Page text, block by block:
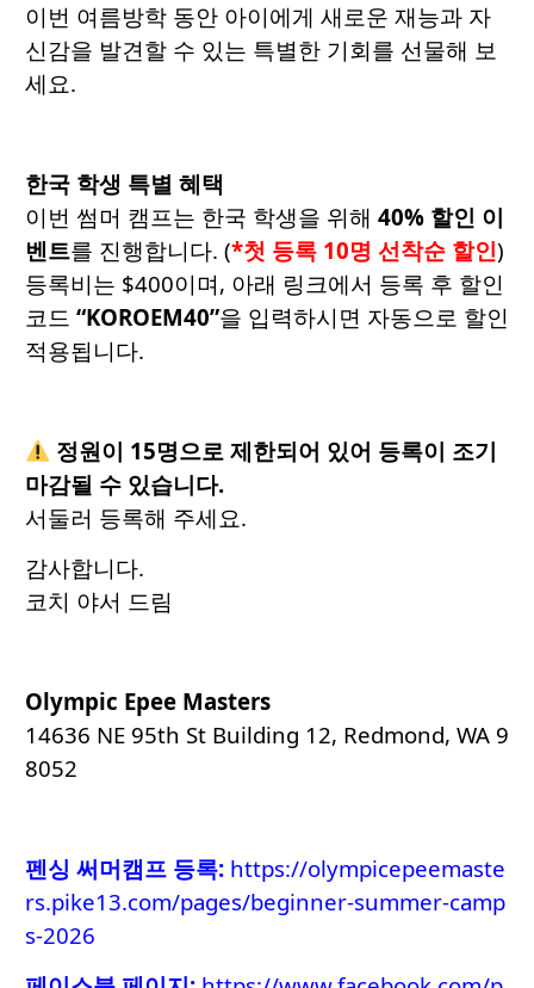
이번 여름방학 동안 아이에게 새로운 재능과 자
신감을 발견할 수 있는 특별한 기회를 선물해 보
세요.
한국 학생 특별 혜택
이번 썸머 캠프는 한국 학생을 위해 40% 할인 이
벤트를 진행합니다. (*첫 등록 10명 선착순 할인)
등록비는 $400이며, 아래 링크에서 등록 후 할인
코드 “KOROEM40”을 입력하시면 자동으로 할인
적용됩니다.
정원이 15명으로 제한되어 있어 등록이 조기
마감될 수 있습니다.
서둘러 등록해 주세요.
감사합니다.
코치 야서 드림
Olympic Epee Masters
14636 NE 95th St Building 12, Redmond, WA 9
8052
펜싱 써머캠프 등록: https://olympicepeemaste
rs.pike13.com/pages/beginner-summer-camp
s-2026